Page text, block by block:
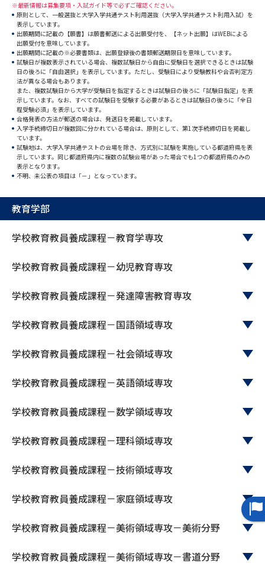
大学研究
大学で学べる内容や特徴を調べる
新増設大学・学部・学科特集
国際・グローバルに強い大学特
集
データサイエンス特集 奨学金・特待生制度特集
新学年スタート号特集ページ
（高3生用）
（高2生用）
志望校・出願校を調べる
併願校選び 受験スケジュールを立てよう
先輩が入学を決めた理由 テレメール全国一斉進学調査
新生活お役立ちガイド
※最新情報は募集要項・入試ガイド等で必ずご確認ください。
原則として、一般選抜と大学入学共通テスト利用選抜（大学入学共通テスト利用入試）を
表示しています。
出願期間に記載の【願書】は願書郵送による出願受付を、【ネット出願】はWEBによる
出願受付を意味しています。
出願期間に記載の※必要書類は、出願登録後の書類郵送期限日を意味しています。
試験日が複数表示されている場合、複数試験日から自由に受験日を選択できるときは試験
日の後ろに「自由選択」を表示しています。ただし、受験日により受験教科や合否判定方
法が異なる場合もあります。
また、複数試験日から大学が受験日を指定するときは試験日の後ろに「試験日指定」を表
示しています。なお、すべての試験日を受験する必要があるときは試験日の後ろに「全日
程受験必須」を表示しています。
合格発表の方法が郵送の場合は、発送日を掲載しています。
入学手続締切日が複数回に分かれている場合は、原則として、第1次手続締切日を掲載し
ています。
試験地は、大学入学共通テストの会場を除き、方式別に試験を実施している都道府県を表
示しています。同じ都道府県内に複数の試験会場があった場合でも1つの都道府県のみの
表示となります。
不明、未公表の項目は「－」となっています。
教育学部
学校教育教員養成課程－教育学専攻
学校教育教員養成課程－幼児教育専攻
学校教育教員養成課程－発達障害教育専攻
学校教育教員養成課程－国語領域専攻
学校教育教員養成課程－社会領域専攻
学校教育教員養成課程－英語領域専攻
学校教育教員養成課程－数学領域専攻
学校教育教員養成課程－理科領域専攻
学校教育教員養成課程－技術領域専攻
学校教育教員養成課程－家庭領域専攻
学校教育教員養成課程－美術領域専攻－美術分野
学校教育教員養成課程－美術領域専攻－書道分野